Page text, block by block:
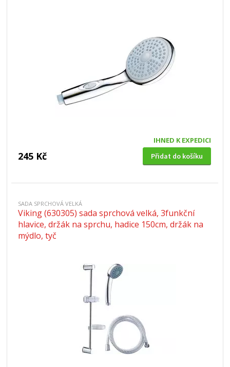
IHNED K EXPEDICI
245 Kč Přidat do košíku
SADA SPRCHOVÁ VELKÁ
Viking (630305) sada sprchová velká, 3funkční
hlavice, držák na sprchu, hadice 150cm, držák na
mýdlo, tyč